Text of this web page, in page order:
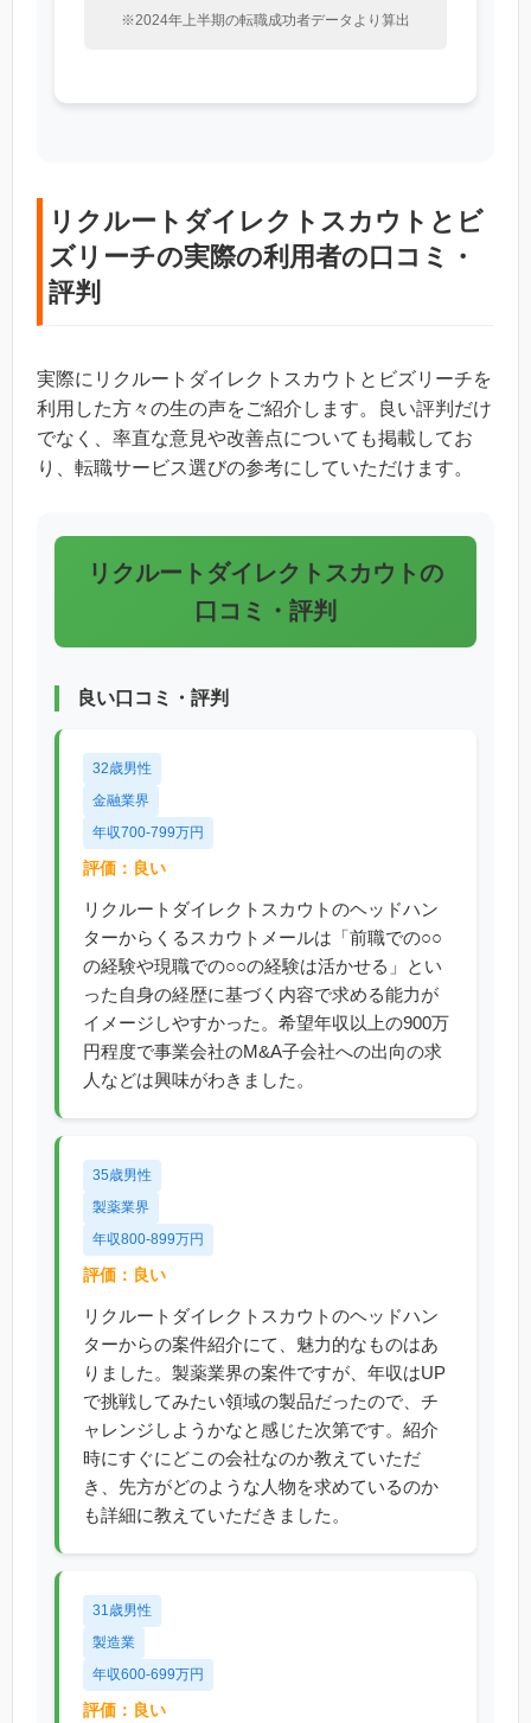
※2024年上半期の転職成功者データより算出
リクルートダイレクトスカウトとビ
ズリーチの実際の利用者の口コミ・
評判
実際にリクルートダイレクトスカウトとビズリーチを
利用した方々の生の声をご紹介します。良い評判だけ
でなく、率直な意見や改善点についても掲載してお
り、転職サービス選びの参考にしていただけます。
リクルートダイレクトスカウトの
口コミ・評判
良い口コミ・評判
32歳男性
金融業界
年収700-799万円
評価：良い
リクルートダイレクトスカウトのヘッドハン
ターからくるスカウトメールは「前職での○○
の経験や現職での○○の経験は活かせる」とい
った自身の経歴に基づく内容で求める能力が
イメージしやすかった。希望年収以上の900万
円程度で事業会社のM&A子会社への出向の求
人などは興味がわきました。
35歳男性
製薬業界
年収800-899万円
評価：良い
リクルートダイレクトスカウトのヘッドハン
ターからの案件紹介にて、魅力的なものはあ
りました。製薬業界の案件ですが、年収はUP
で挑戦してみたい領域の製品だったので、チ
ャレンジしようかなと感じた次第です。紹介
時にすぐにどこの会社なのか教えていただ
き、先方がどのような人物を求めているのか
も詳細に教えていただきました。
31歳男性
製造業
年収600-699万円
評価：良い